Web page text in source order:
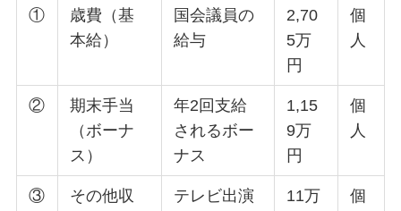
①
歳費（基
本給）
国会議員の
給与
2,70
5万
円
個
人
②
期末手当
（ボーナ
ス）
年2回支給
されるボー
ナス
1,15
9万
円
個
人
③
その他収
テレビ出演
11万
個